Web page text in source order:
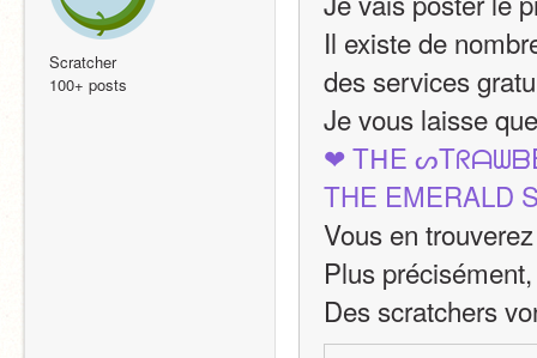
Scratcher
100+ posts
Il existe de
des services
Je vous laisse
❤ TᕼE
THE EMERALD
Vous en
Plus
Des scratchers